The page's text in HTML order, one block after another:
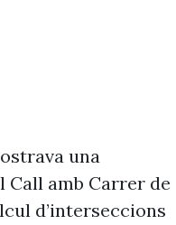
una
Call amb Carrer de
d’interseccions